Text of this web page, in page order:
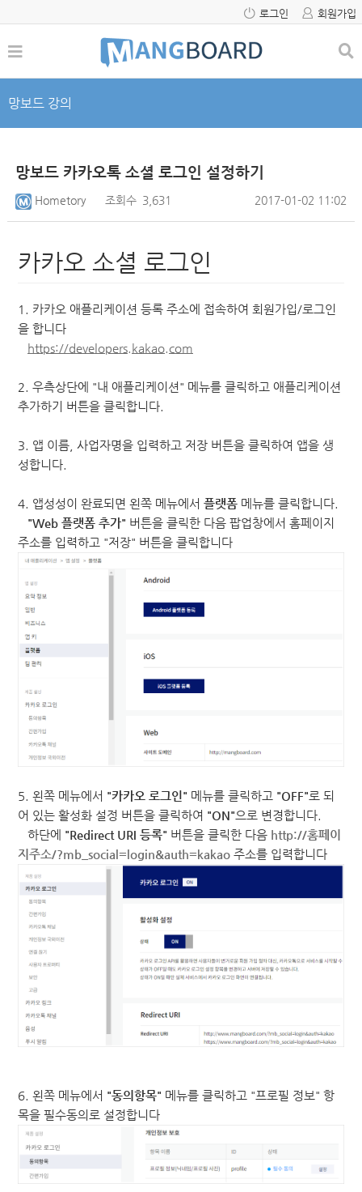
로그인 회원가입
망보드 강의
망보드 카카오톡 소셜 로그인 설정하기
Hometory 조회수 3,631 2017-01-02 11:02
카카오 소셜 로그인
1. 카카오 애플리케이션 등록 주소에 접속하여 회원가입/로그인
을 합니다
https://developers.kakao.com
2. 우측상단에 "내 애플리케이션" 메뉴를 클릭하고 애플리케이션
추가하기 버튼을 클릭합니다.
3. 앱 이름, 사업자명을 입력하고 저장 버튼을 클릭하여 앱을 생
성합니다.
4. 앱성성이 완료되면 왼쪽 메뉴에서 플랫폼 메뉴를 클릭합니다.
"Web 플랫폼 추가" 버튼을 클릭한 다음 팝업창에서 홈페이지
주소를 입력하고 "저장" 버튼을 클릭합니다
5. 왼쪽 메뉴에서 "카카오 로그인" 메뉴를 클릭하고 "OFF"로 되
어 있는 활성화 설정 버튼을 클릭하여 "ON"으로 변경합니다.
하단에 "Redirect URI 등록" 버튼을 클릭한 다음 http://홈페이
지주소/?mb_social=login&auth=kakao 주소를 입력합니다
6. 왼쪽 메뉴에서 "동의항목" 메뉴를 클릭하고 "프로필 정보" 항
목을 필수동의로 설정합니다